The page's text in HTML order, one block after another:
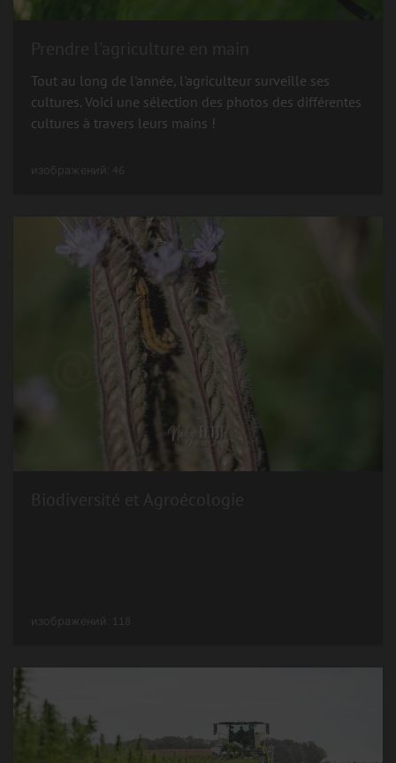
Tout au long de l'année, l'agriculteur surveille ses
cultures. Voici une sélection des photos des différentes
cultures à travers leurs mains !
изображений: 46
изображений: 118